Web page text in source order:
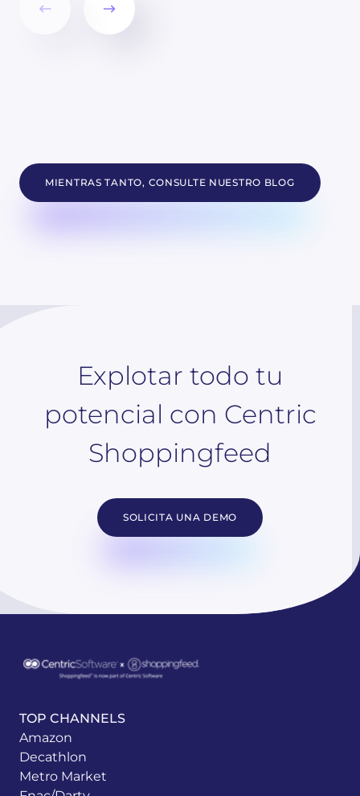
MIENTRAS TANTO, CONSULTE NUESTRO BLOG
Explotar todo tu
potencial con Centric
Shoppingfeed
SOLICITA UNA DEMO
TOP CHANNELS
Amazon
Decathlon
Metro Market